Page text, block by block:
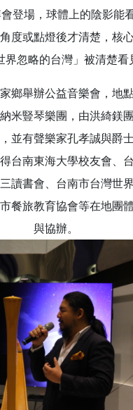
登場，球體上的陰影能
度或點燈後才清楚，核
界忽略的台灣」被清楚看
鄉舉辦公益音樂會，地
米豎琴樂團，由洪綺鎂
並有聲樂家孔孝誠與爵
台南東海大學校友會、
讀書會、台南市台灣世
餐旅教育協會等在地團
與協辦。